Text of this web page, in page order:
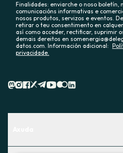
Finalidades: enviarche o noso boletín,
comunicacións informativas e
nosos produtos, servizos e eventos.
retirar o teu consentimento en
así como acceder, rectificar, suprimir
demais dereitos en
datos.com. Información adicional:
privacidade.